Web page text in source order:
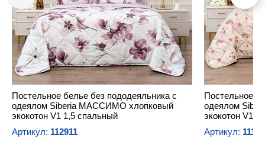
Постельное белье без пододеяльника с
одеялом Siberia МАССИМО хлопковый
экокотон V1 1,5 спальный
Артикул: 112911
Постельное
одеялом
экокотон V10
Артикул: